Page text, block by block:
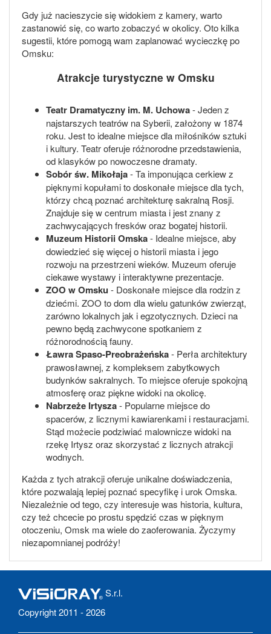
Gdy już nacieszycie się widokiem z kamery, warto
zastanowić się, co warto zobaczyć w okolicy. Oto kilka
sugestii, które pomogą wam zaplanować wycieczkę po
Omsku:
Atrakcje turystyczne w Omsku
Teatr Dramatyczny im. M. Uchowa- Jeden z
najstarszych teatrów na Syberii, założony w 1874
roku. Jest to idealne miejsce dla miłośników sztuki
i kultury. Teatr oferuje różnorodne przedstawienia,
od klasyków po nowoczesne dramaty.
Sobór św. Mikołaja- Ta imponująca cerkiew z
pięknymi kopułami to doskonałe miejsce dla tych,
którzy chcą poznać architekturę sakralną Rosji.
Znajduje się w centrum miasta i jest znany z
zachwycających fresków oraz bogatej historii.
Muzeum Historii Omska- Idealne miejsce, aby
dowiedzieć się więcej o historii miasta i jego
rozwoju na przestrzeni wieków. Muzeum oferuje
ciekawe wystawy i interaktywne prezentacje.
ZOO w Omsku - Doskonałe miejsce dla rodzin z
dziećmi. ZOO to dom dla wielu gatunków zwierząt,
zarówno lokalnych jak i egzotycznych. Dzieci na
pewno będą zachwycone spotkaniem z
różnorodnością fauny.
Ławra Spaso-Preobrażeńska- Perła architektury
prawosławnej, z kompleksem zabytkowych
budynków sakralnych. To miejsce oferuje spokojną
atmosferę oraz piękne widoki na okolicę.
Nabrzeże Irtysza- Popularne miejsce do
spacerów, z licznymi kawiarenkami i restauracjami.
Stąd możecie podziwiać malownicze widoki na
rzekę Irtysz oraz skorzystać z licznych atrakcji
wodnych.
Każda z tych atrakcji oferuje unikalne doświadczenia,
które pozwalają lepiej poznać specyfikę i urok Omska.
Niezależnie od tego, czy interesuje was historia, kultura,
czy też chcecie po prostu spędzić czas w pięknym
otoczeniu, Omsk ma wiele do zaoferowania. Życzymy
niezapomnianej podróży!
S.r.l.
Copyright 2011 - 2026